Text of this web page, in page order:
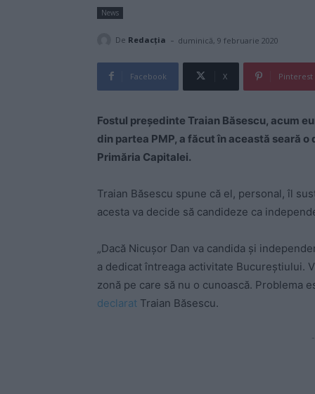
News
De Redacţia - duminică, 9 februarie 2020
Facebook X Pinterest
Fostul preşedinte Traian Băsescu, acum
din partea PMP, a făcut în această seară
Primăria Capitalei.
Traian Băsescu spune că el, personal, îl
acesta va decide să candideze ca
„Dacă Nicușor Dan va candida și
a dedicat întreaga activitate Bucureștiului.
zonă pe care să nu o cunoască. Problema
declarat Traian Băsescu.